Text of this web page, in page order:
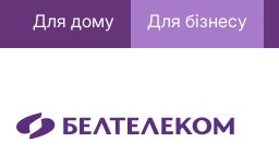
Основная
навигация
Для дому Для бізнесу